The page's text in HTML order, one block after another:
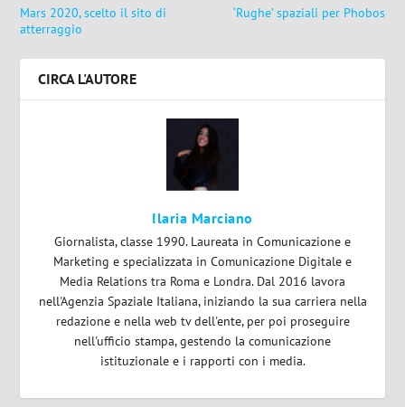
Mars 2020, scelto il sito di
atterraggio
‘Rughe’ spaziali per Phobos
CIRCA L'AUTORE
Ilaria Marciano
Giornalista, classe 1990. Laureata in Comunicazione e
Marketing e specializzata in Comunicazione Digitale e
Media Relations tra Roma e Londra. Dal 2016 lavora
nell'Agenzia Spaziale Italiana, iniziando la sua carriera nella
redazione e nella web tv dell'ente, per poi proseguire
nell'ufficio stampa, gestendo la comunicazione
istituzionale e i rapporti con i media.